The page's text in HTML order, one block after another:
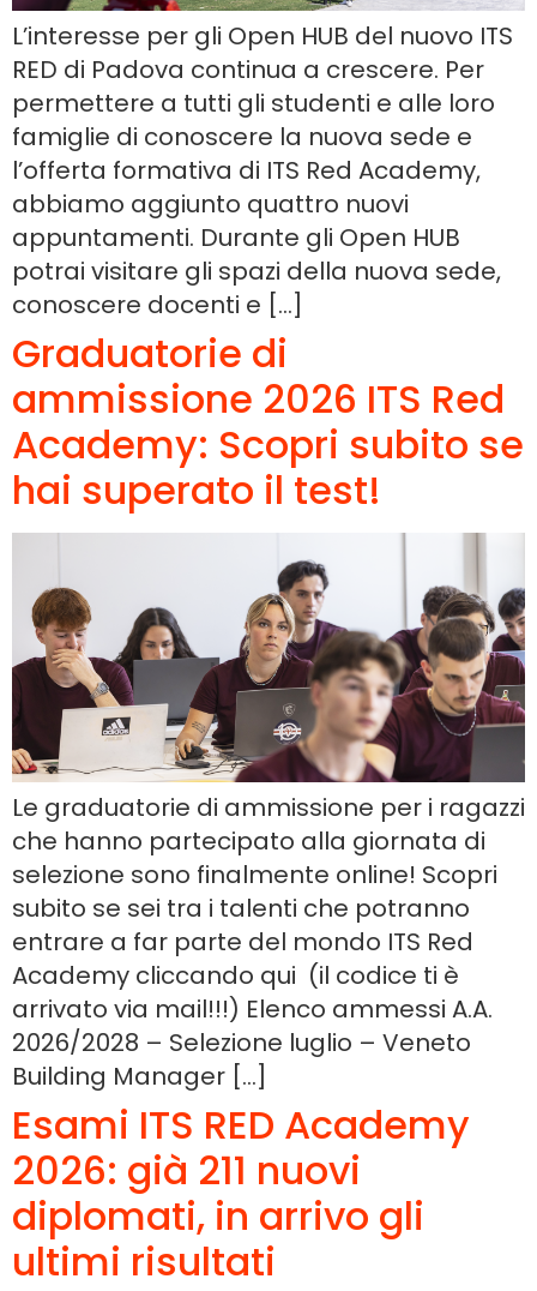
L’interesse per gli Open HUB del nuovo ITS
RED di Padova continua a crescere. Per
permettere a tutti gli studenti e alle loro
famiglie di conoscere la nuova sede e
l’offerta formativa di ITS Red Academy,
abbiamo aggiunto quattro nuovi
appuntamenti. Durante gli Open HUB
potrai visitare gli spazi della nuova sede,
conoscere docenti e […]
Graduatorie di
ammissione 2026 ITS Red
Academy: Scopri subito se
hai superato il test!
Le graduatorie di ammissione per i ragazzi
che hanno partecipato alla giornata di
selezione sono finalmente online! Scopri
subito se sei tra i talenti che potranno
entrare a far parte del mondo ITS Red
Academy cliccando qui (il codice ti è
arrivato via mail!!!) Elenco ammessi A.A.
2026/2028 – Selezione luglio – Veneto
Building Manager […]
Esami ITS RED Academy
2026: già 211 nuovi
diplomati, in arrivo gli
ultimi risultati